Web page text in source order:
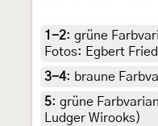
1-2: grüne
Fotos: Egbert
3-4: braune
5: grüne
Ludger Wirooks)